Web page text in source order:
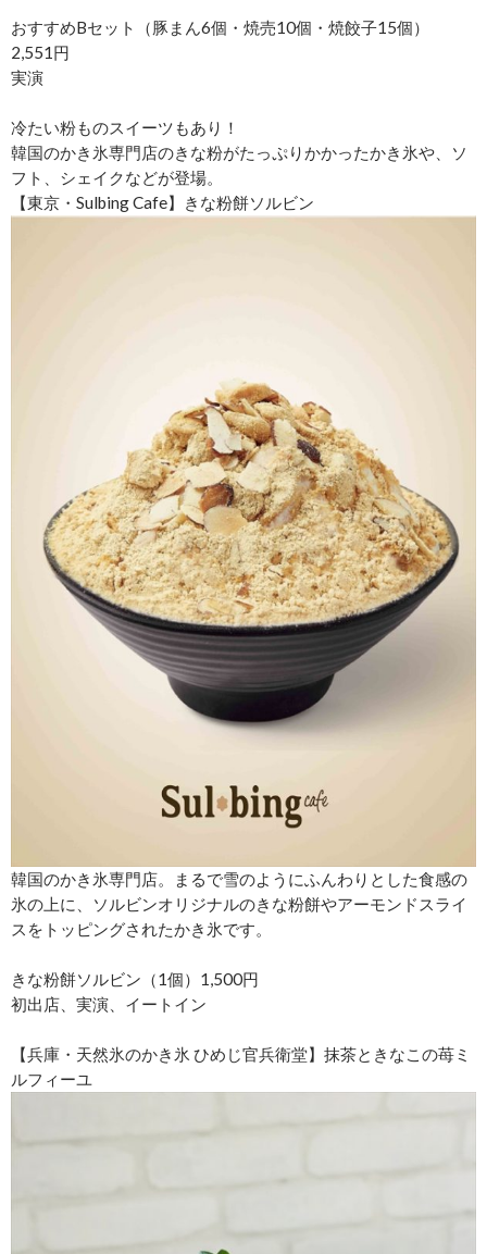
おすすめBセット（豚まん6個・焼売10個・焼餃子15個）
2,551円
実演
冷たい粉ものスイーツもあり！
韓国のかき氷専門店のきな粉がたっぷりかかったかき氷や、ソ
フト、シェイクなどが登場。
【東京・Sulbing Cafe】きな粉餅ソルビン
韓国のかき氷専門店。まるで雪のようにふんわりとした食感の
氷の上に、ソルビンオリジナルのきな粉餅やアーモンドスライ
スをトッピングされたかき氷です。
きな粉餅ソルビン（1個）1,500円
初出店、実演、イートイン
【兵庫・天然氷のかき氷 ひめじ官兵衛堂】抹茶ときなこの苺ミ
ルフィーユ